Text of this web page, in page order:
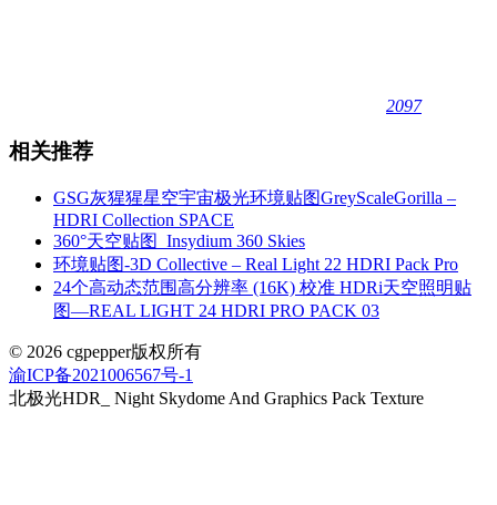
2097
相关推荐
GSG灰猩猩星空宇宙极光环境贴图GreyScaleGorilla –
HDRI Collection SPACE
360°天空贴图_Insydium 360 Skies
环境贴图-3D Collective – Real Light 22 HDRI Pack Pro
24个高动态范围高分辨率 (16K) 校准 HDRi天空照明贴
图—REAL LIGHT 24 HDRI PRO PACK 03
© 2026 cgpepper版权所有
渝ICP备2021006567号-1
北极光HDR_ Night Skydome And Graphics Pack Texture